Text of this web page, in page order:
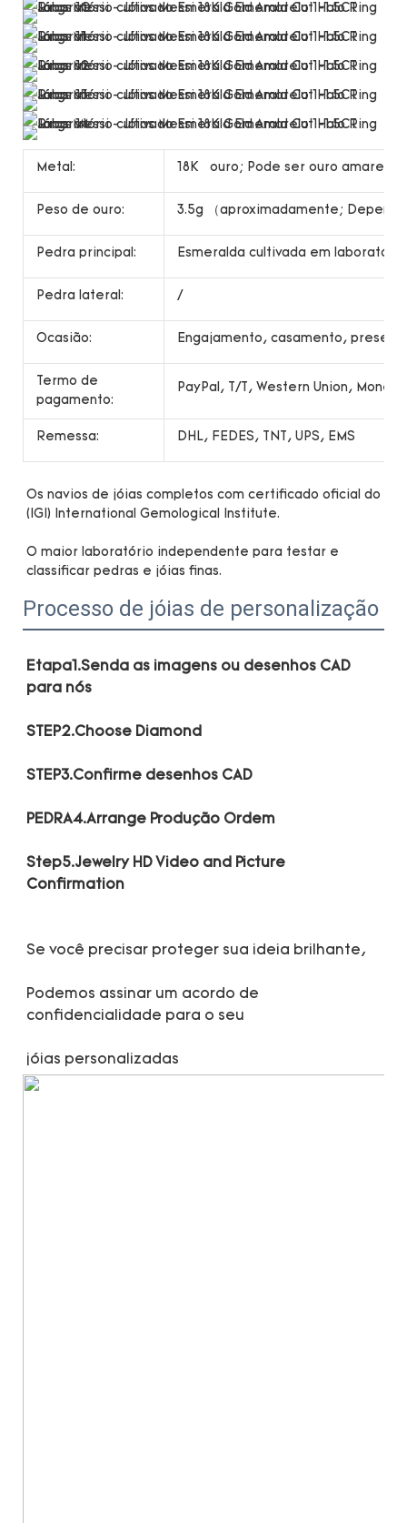
Metal: 18K ouro; Pode ser ouro amarelo,
Peso de ouro: 3.5g （aproximadamente;
Pedra principal: Esmeralda cultivada em laboratório
Pedra lateral: /
Ocasião: Engajamento, casamento,
Termo de
pagamento:
PayPal, T/T, Western Union,
Remessa: DHL, FEDES, TNT, UPS, EMS
Os navios de jóias completos com certificado oficial do
O maior laboratório independente para testar e
Processo de jóias de personalização
Etapa1.Senda as imagens ou desenhos CAD
Step5.Jewelry HD Video and Picture
Podemos assinar um acordo de